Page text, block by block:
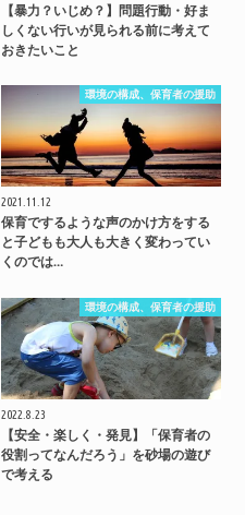
【暴力？いじめ？】問題行動・好ま
しくない行いが見られる前に考えて
おきたいこと
環境の構成、保育者の援助
2021.11.12
保育でするような声のかけ方をする
と子どもも大人も大きく変わってい
くのでは…
環境の構成、保育者の援助
2022.8.23
【安全・楽しく・発見】「保育者の
役割ってなんだろう」を砂場の遊び
で考える